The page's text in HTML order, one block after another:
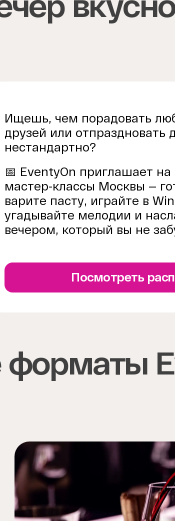
Ищешь, чем порадовать
друзей или отпраздновать
нестандартно?
📅 EventyOn приглашает
мастер-классы Москвы —
варите пасту, играйте в
угадывайте мелодии и
вечером, который вы не
Посмотреть